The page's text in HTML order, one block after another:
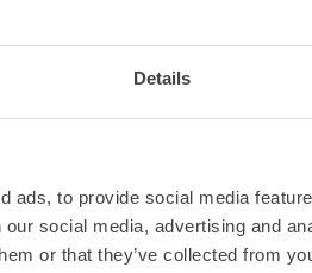
Details
ads, to provide social media
social media, advertising and
or that they’ve collected from
Käyttövoima
Korkeus